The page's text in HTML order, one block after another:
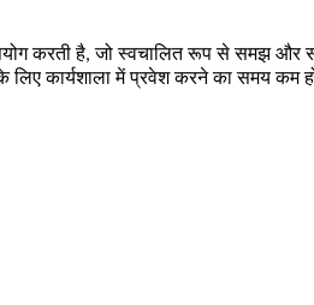
करती है, जो स्वचालित रूप से समझ
लिए कार्यशाला में प्रवेश करने का समय